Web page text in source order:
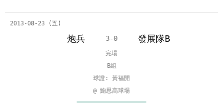
2013-08-23 (五)
炮兵 3-0 發展隊B
完場
B組
球證: 黃福開
@ 鮑思高球場